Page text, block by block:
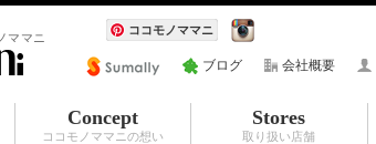
ママニ ココモノママニ
ブログ 会社概要
Concept
ココモノママニの想い
Stores
取り扱い店舗